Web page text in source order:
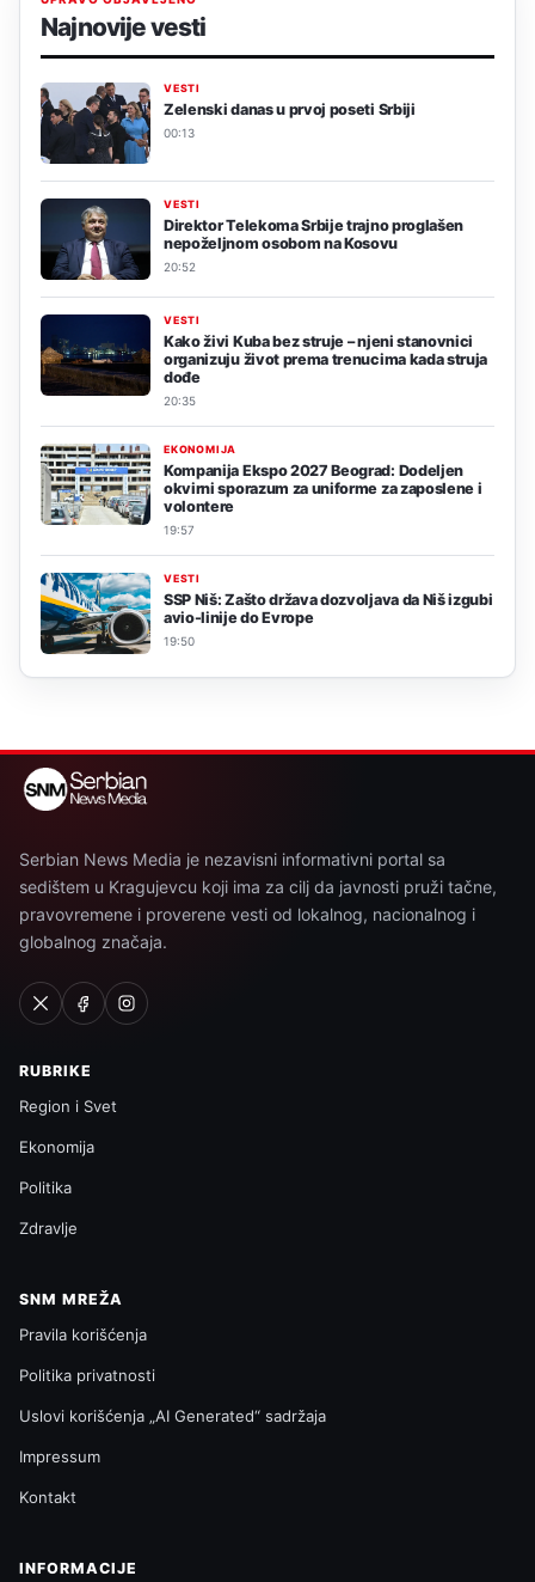
Najnovije vesti
VESTI
Zelenski danas u prvoj poseti Srbiji
00:13
VESTI
Direktor Telekoma Srbije trajno proglašen
nepoželjnom osobom na Kosovu
20:52
VESTI
Kako živi Kuba bez struje – njeni stanovnici
organizuju život prema trenucima kada struja
dođe
20:35
EKONOMIJA
Kompanija Ekspo 2027 Beograd: Dodeljen
okvirni sporazum za uniforme za zaposlene i
volontere
19:57
VESTI
SSP Niš: Zašto država dozvoljava da Niš izgubi
avio-linije do Evrope
19:50
Serbian News Media je nezavisni informativni portal sa
sedištem u Kragujevcu koji ima za cilj da javnosti pruži tačne,
pravovremene i proverene vesti od lokalnog, nacionalnog i
globalnog značaja.
RUBRIKE
Region i Svet
Ekonomija
Politika
Zdravlje
SNM MREŽA
Pravila korišćenja
Politika privatnosti
Uslovi korišćenja „AI Generated“ sadržaja
Impressum
Kontakt
INFORMACIJE